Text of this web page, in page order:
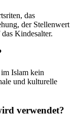
das
der Stellenwert
Kindesalter.
Islam kein
und kulturelle
verwendet?